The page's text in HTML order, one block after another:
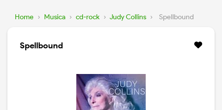
Home › Musica › cd-rock › Judy Collins › Spellbound
Spellbound